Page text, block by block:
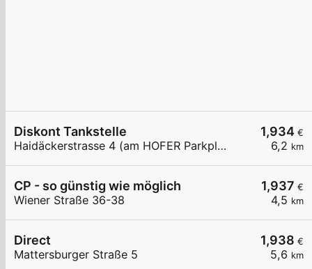
1,934 €
6,2 km
Diskont Tankstelle
Haidäckerstrasse 4 (am HOFER Parkplatz)
1,937 €
4,5 km
CP - so günstig wie möglich
Wiener Straße 36-38
1,938 €
5,6 km
Direct
Mattersburger Straße 5